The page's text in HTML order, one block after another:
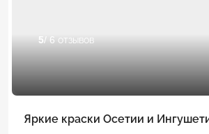
5/ 6 отзывов
Яркие краски Осетии и